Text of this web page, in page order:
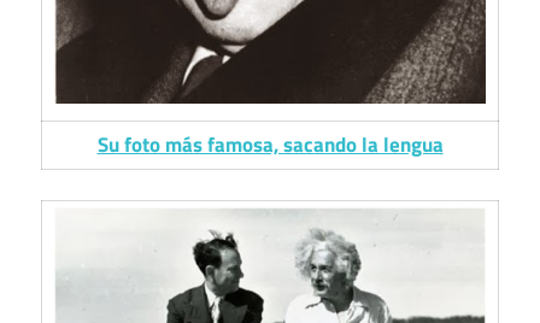
Su foto más famosa, sacando la lengua